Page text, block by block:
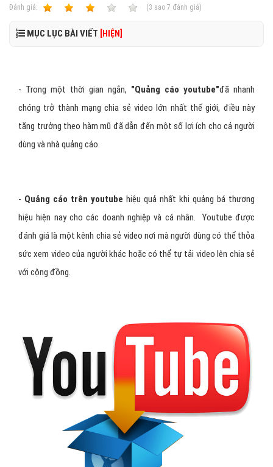
Ðánh giá:
(3 sao 7 đánh giá)
MỤC LỤC BÀI VIẾT [HIỆN]
- Trong một thời gian ngắn, "Quảng cáo youtube"đã nhanh
chóng trở thành mạng chia sẻ video lớn nhất thế giới, điều này
tăng trưởng theo hàm mũ đã dẫn đến một số lợi ích cho cả người
dùng và nhà quảng cáo.
- Quảng cáo trên youtube hiệu quả nhất khi quảng bá thương
hiệu hiện nay cho các doanh nghiệp và cá nhân. Youtube được
đánh giá là một kênh chia sẻ video nơi mà người dùng có thể thỏa
sức xem video của người khác hoặc có thể tự tải video lên chia sẻ
với cộng đồng.